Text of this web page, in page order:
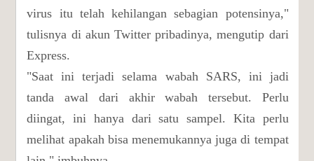
virus itu telah kehilangan sebagian potensinya,"
tulisnya di akun Twitter pribadinya, mengutip dari
Express.
"Saat ini terjadi selama wabah SARS, ini jadi
tanda awal dari akhir wabah tersebut. Perlu
diingat, ini hanya dari satu sampel. Kita perlu
melihat apakah bisa menemukannya juga di tempat